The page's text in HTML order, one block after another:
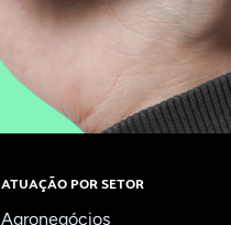
ATUAÇÃO POR SETOR
Agronegócios